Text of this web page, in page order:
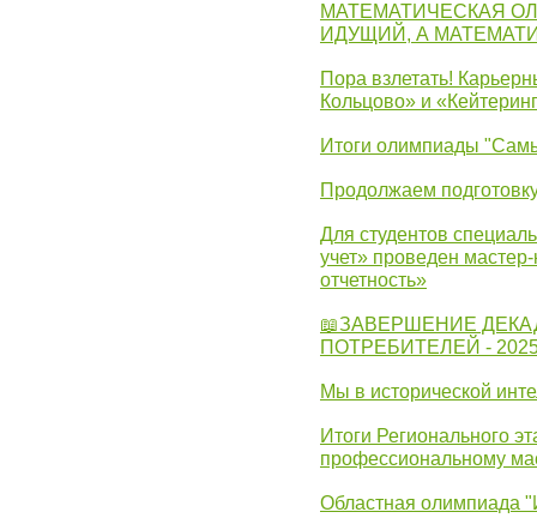
МАТЕМАТИЧЕСКАЯ
ИДУЩИЙ, А
Пора взлетать!
Кольцово» и
Итоги олимпиады
Продолжаем
Для студентов
учет» проведен
отчетность»
📖ЗАВЕРШЕНИЕ
ПОТРЕБИТЕЛЕЙ -
Мы в исторической
Итоги Регионального
профессиональному
Областная олимпиада